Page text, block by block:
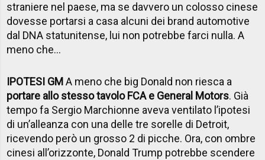
straniere nel paese, ma se davvero un colosso cinese
dovesse portarsi a casa alcuni dei brand automotive
dal DNA statunitense, lui non potrebbe farci nulla. A
meno che…
IPOTESI GM A meno che big Donald non riesca a
portare allo stesso tavolo FCA e General Motors. Già
tempo fa Sergio Marchionne aveva ventilato l’ipotesi
di un’alleanza con una delle tre sorelle di Detroit,
ricevendo però un grosso 2 di picche. Ora, con ombre
cinesi all’orizzonte, Donald Trump potrebbe scendere